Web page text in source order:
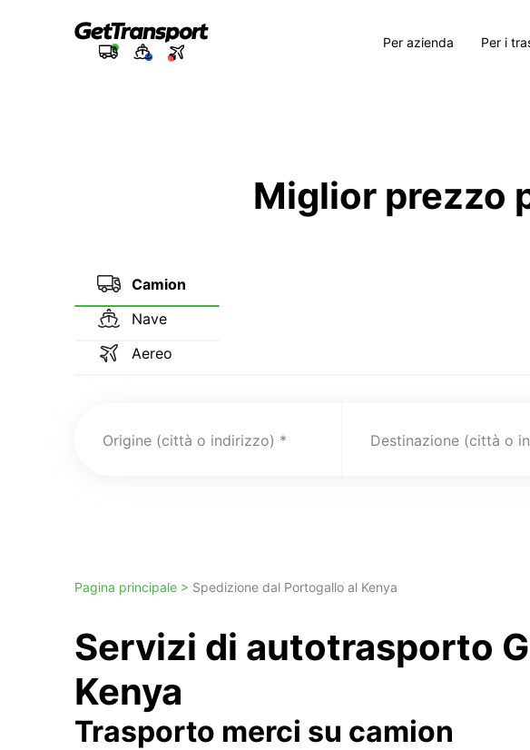
Per azienda Per i
Miglior prezzo
Camion
Nave
Aereo
Origine (città o indirizzo)
Pagina principale > Spedizione dal Portogallo al Kenya
Servizi di autotrasporto
Kenya
Trasporto merci su camion